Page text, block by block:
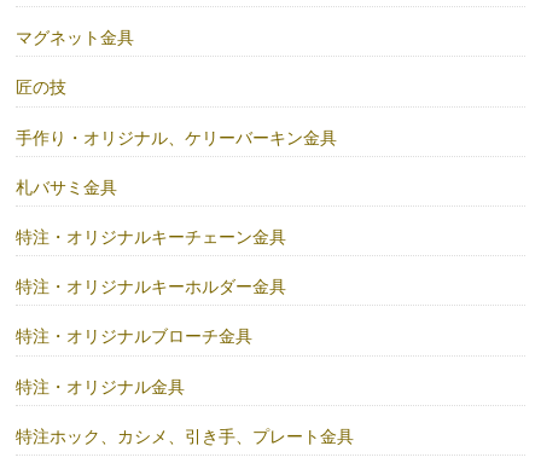
マグネット金具
匠の技
手作り・オリジナル、ケリーバーキン金具
札バサミ金具
特注・オリジナルキーチェーン金具
特注・オリジナルキーホルダー金具
特注・オリジナルブローチ金具
特注・オリジナル金具
特注ホック、カシメ、引き手、プレート金具